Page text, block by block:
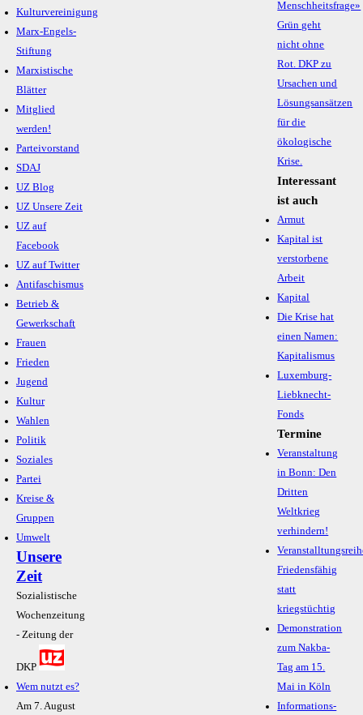
Kulturvereinigung
Marx-Engels-
Stiftung
Marxistische
Blätter
Mitglied
werden!
Parteivorstand
SDAJ
UZ Blog
UZ Unsere Zeit
UZ auf
Facebook
UZ auf Twitter
Antifaschismus
Betrieb &
Gewerkschaft
Frauen
Frieden
Jugend
Kultur
Wahlen
Politik
Soziales
Partei
Kreise &
Gruppen
Umwelt
Unsere
Zeit
Sozialistische
Wochenzeitung
- Zeitung der
DKP
Wem nutzt es?
Am 7. August
Interessant
ist auch
Armut
Kapital ist
verstorbene
Arbeit
Kapital
Die Krise hat
einen Namen:
Kapitalismus
Luxemburg-
Liebknecht-
Fonds
Termine
Veranstaltung
in Bonn: Den
Dritten
Weltkrieg
verhindern!
Friedensfähig
statt
kriegstüchtig
Demonstration
zum Nakba-
Tag am 15.
Mai in Köln
Informations-